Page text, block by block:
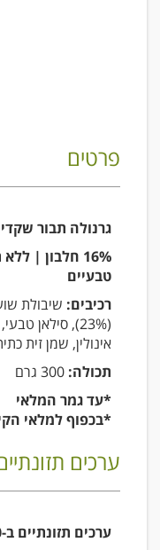
פרטים
גרנולה תבור
טבעיים
רכיבים: שיבולת
(23%), סילאן
אינולין, שמן זית
תכולה:
*עד גמר המלאי
*בכפוף למלאי
ערכים
ערכים תזונתיים ב-100 גרם: